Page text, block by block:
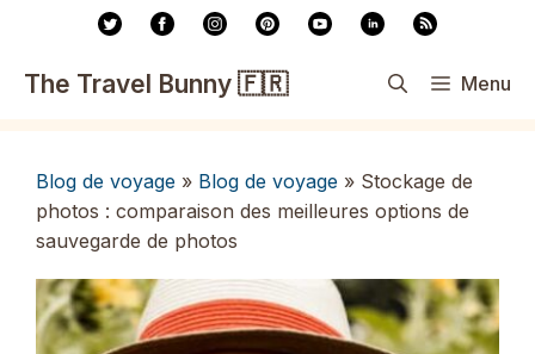
contenu
The Travel Bunny 🇫🇷 Menu
Blog de voyage » Blog de voyage » Stockage de
photos : comparaison des meilleures options de
sauvegarde de photos